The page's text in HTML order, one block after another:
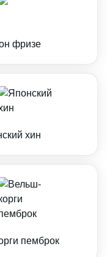
фризе
хин
пемброк